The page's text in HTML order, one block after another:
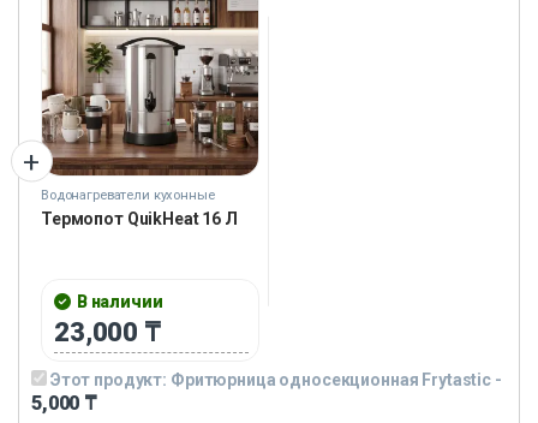
Водонагреватели кухонные
Термопот QuikHeat 16 Л
В наличии
23,000 ₸
Этот продукт: Фритюрница односекционная Frytastic -
5,000 ₸